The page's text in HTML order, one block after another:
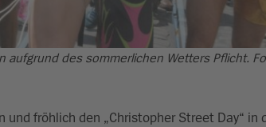
aufgrund des sommerlichen Wetters Pflicht.
fröhlich den „Christopher Street Day“ in